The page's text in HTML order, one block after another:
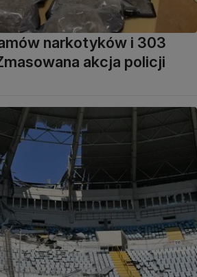
narkotyków i 303
akcja policji